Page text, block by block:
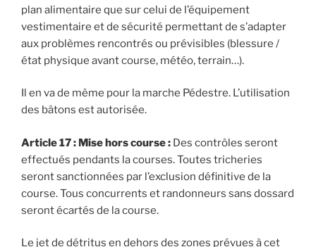
plan alimentaire que sur celui de l’équipement
vestimentaire et de sécurité permettant de s’adapter
aux problèmes rencontrés ou prévisibles (blessure /
état physique avant course, météo, terrain…).
Il en va de même pour la marche Pédestre. L’utilisation
des bâtons est autorisée.
Article 17 : Mise hors course : Des contrôles seront
effectués pendants la courses. Toutes tricheries
seront sanctionnées par l’exclusion définitive de la
course. Tous concurrents et randonneurs sans dossard
seront écartés de la course.
Le jet de détritus en dehors des zones prévues à cet